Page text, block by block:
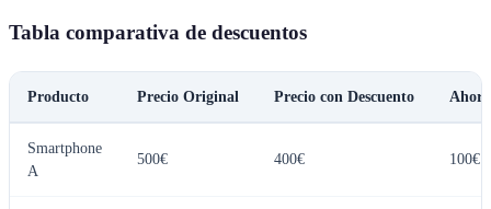
Tabla comparativa de descuentos
Producto Precio Original Precio con Descuento
Smartphone
A
500€ 400€ 100€